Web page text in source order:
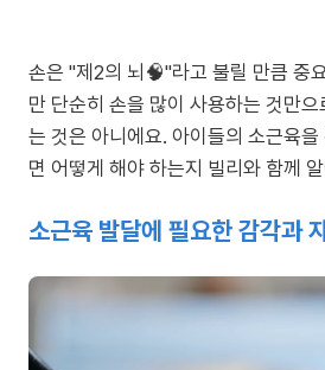
손은 "제2의 뇌🧠"라고 불릴 만큼 중
만 단순히 손을 많이 사용하는 것만
는 것은 아니에요. 아이들의 소근육을
면 어떻게 해야 하는지 빌리와 함께
소근육 발달에 필요한 감각과